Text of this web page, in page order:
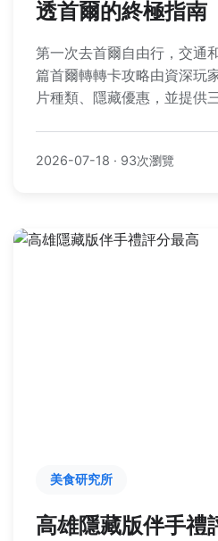
透首爾的終極指南
第一次去首爾自由行，交通
篇首爾轉轉卡攻略由資深玩
片種類、隱藏優惠，並提供
2026-07-18 · 93次瀏覽
美食研究所
高雄隱藏版伴手禮